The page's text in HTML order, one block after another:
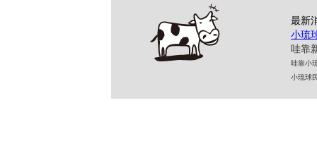
最新
小琉
哇靠
哇靠小
小琉球